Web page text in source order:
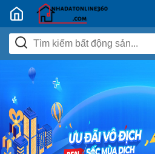
Nhadatban24h.vn